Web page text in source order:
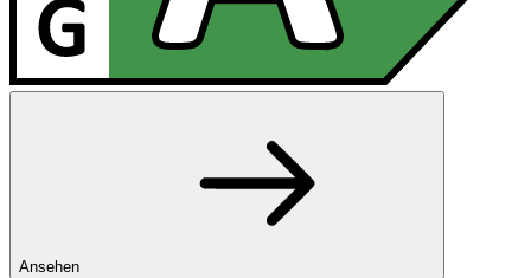
Ansehen